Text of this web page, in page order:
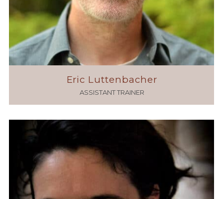
Eric Luttenbacher
ASSISTANT TRAINER